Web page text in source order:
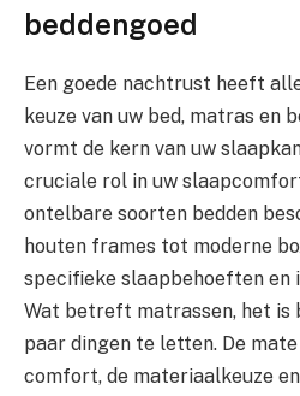
beddengoed
Een goede nachtrust heeft
keuze van uw bed, matras en
vormt de kern van uw
cruciale rol in uw
ontelbare soorten bedden
houten frames tot moderne
specifieke slaapbehoeften
Wat betreft matrassen, het is
paar dingen te letten. De
comfort, de materiaalkeuze